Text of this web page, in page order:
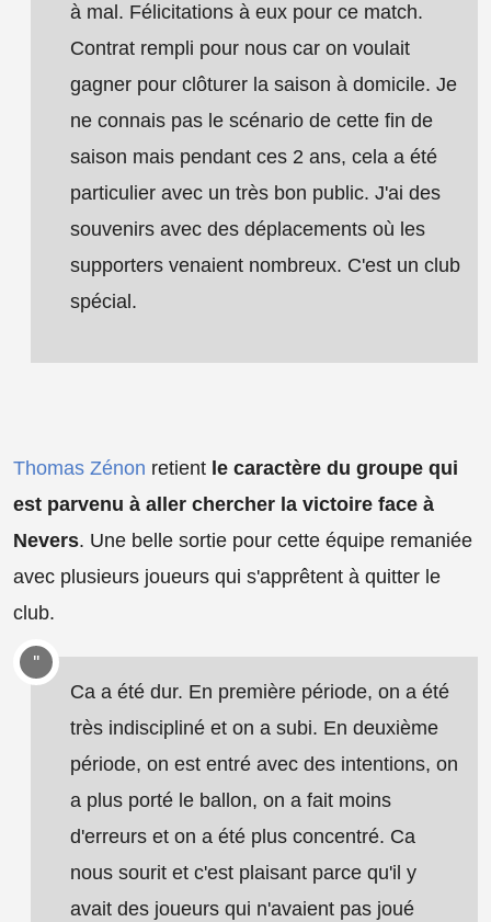
à mal. Félicitations à eux pour ce match.
Contrat rempli pour nous car on voulait
gagner pour clôturer la saison à domicile. Je
ne connais pas le scénario de cette fin de
saison mais pendant ces 2 ans, cela a été
particulier avec un très bon public. J'ai des
souvenirs avec des déplacements où les
supporters venaient nombreux. C'est un club
spécial.
Thomas Zénon retient le caractère du groupe qui
est parvenu à aller chercher la victoire face à
Nevers. Une belle sortie pour cette équipe remaniée
avec plusieurs joueurs qui s'apprêtent à quitter le
club.
Ca a été dur. En première période, on a été
très indiscipliné et on a subi. En deuxième
période, on est entré avec des intentions, on
a plus porté le ballon, on a fait moins
d'erreurs et on a été plus concentré. Ca
nous sourit et c'est plaisant parce qu'il y
avait des joueurs qui n'avaient pas joué